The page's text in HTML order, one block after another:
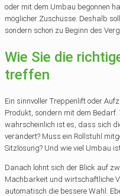
oder mit dem Umbau begonnen
möglicher Zuschüsse. Deshalb
sondern schon zu Beginn des
Wie Sie die
treffen
Ein sinnvoller Treppenlift oder
Produkt, sondern mit dem Bedarf.
wahrscheinlich ist es, dass sich
verändert? Muss ein Rollstuhl
Sitzlösung? Und wie viel Umbau
Danach lohnt sich der Blick auf
Machbarkeit und wirtschaftliche
automatisch die bessere Wahl.